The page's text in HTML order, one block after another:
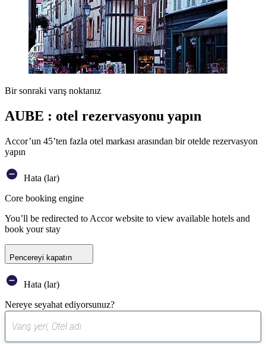
Bir sonraki varış noktanız
AUBE : otel rezervasyonu yapın
Accor’un 45’ten fazla otel markası arasından bir otelde rezervasyon
yapın
Hata (lar)
Core booking engine
You’ll be redirected to Accor website to view available hotels and
book your stay
Pencereyi kapatın
Hata (lar)
Nereye seyahat ediyorsunuz?
öneri